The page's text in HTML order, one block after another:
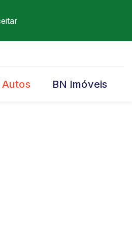
Autos BN Imóveis